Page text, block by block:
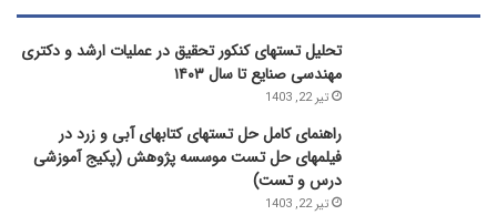
تحلیل تستهای کنکور تحقیق در عملیات ارشد و دکتری
مهندسی صنایع تا سال ۱۴۰۳
تیر 22, 1403
راهنمای کامل حل تستهای کتابهای آبی و زرد در
فیلمهای حل تست موسسه پژوهش (پکیج آموزشی
درس و تست)
تیر 22, 1403